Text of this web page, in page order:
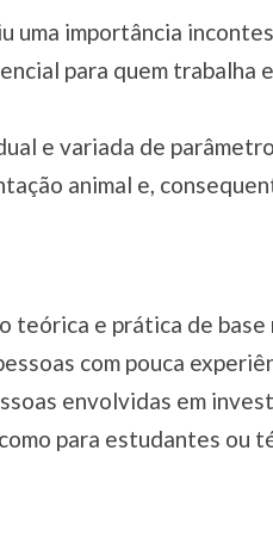
uma importância
para quem trabalha
e variada de
animal e,
teórica e prática de base
com pouca
envolvidas em
para estudantes ou